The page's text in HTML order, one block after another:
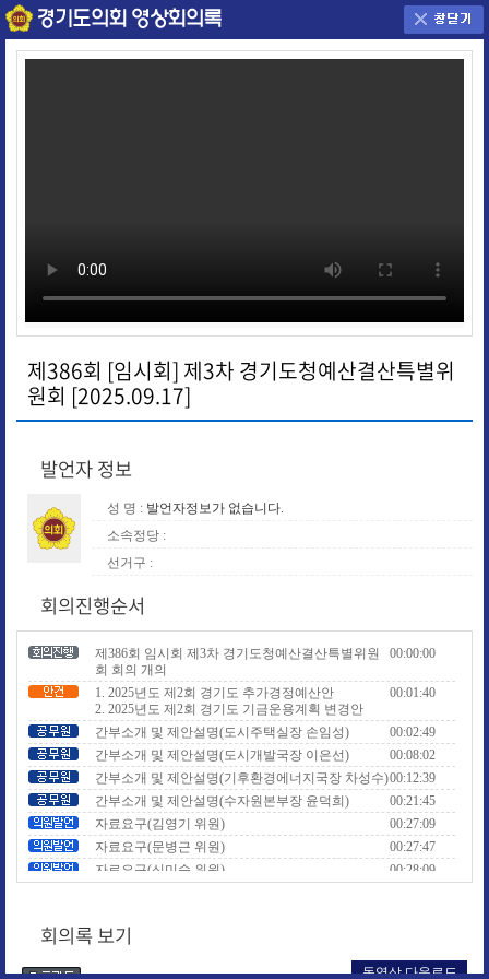
제386회 [임시회] 제3차 경기도청예산결산특별위
원회 [2025.09.17]
발언자 정보
성 명 : 발언자정보가 없습니다.
소속정당 :
선거구 :
회의진행순서
제386회 임시회 제3차 경기도청예산결산특별위원
회 회의 개의
00:00:00
1. 2025년도 제2회 경기도 추가경정예산안
2. 2025년도 제2회 경기도 기금운용계획 변경안
00:01:40
간부소개 및 제안설명(도시주택실장 손임성)
00:02:49
간부소개 및 제안설명(도시개발국장 이은선)
00:08:02
간부소개 및 제안설명(기후환경에너지국장 차성수)00:12:39
간부소개 및 제안설명(수자원본부장 윤덕희)
00:21:45
자료요구(김영기 위원)
00:27:09
자료요구(문병근 위원)
00:27:47
자료요구(신미숙 위원)
00:28:09
질의답변(김영기 위원)
00:41:49
회의록 보기
동영상 다운로드